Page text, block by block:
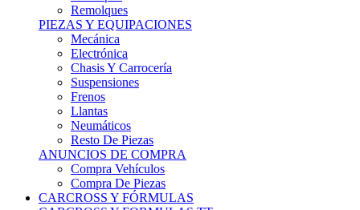
PIEZAS Y EQUIPACIONES
Mecánica
Electrónica
Chasis Y Carrocería
Suspensiones
Frenos
Llantas
Neumáticos
Resto De Piezas
ANUNCIOS DE COMPRA
Compra Vehículos
Compra De Piezas
CARCROSS Y FÓRMULAS
CARCROSS Y FORMULAS TT
Carcross